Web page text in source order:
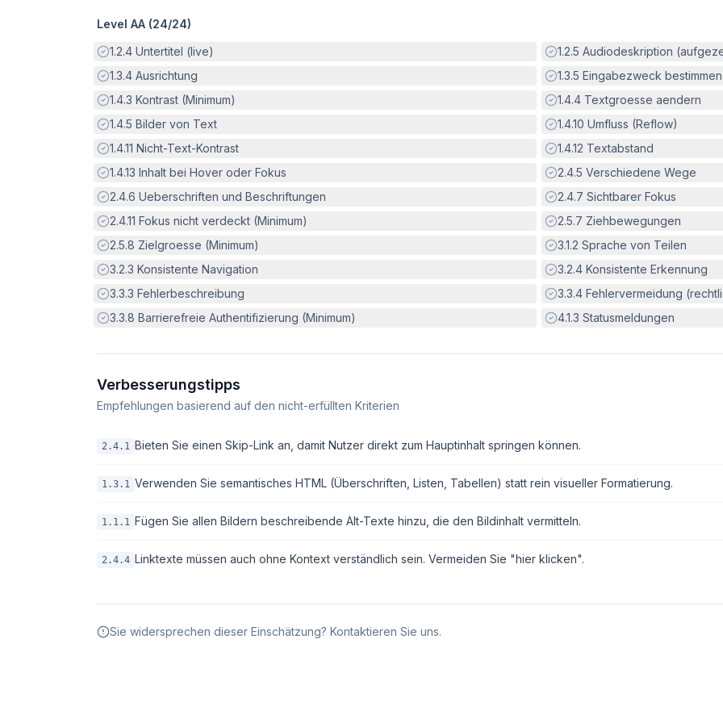
Level AA (24/24)
Erfüllt:
1.2.4 Untertitel (live) Erfüllt:
1.2.5 Audiodeskription
Erfüllt:
1.3.4 Ausrichtung Erfüllt:
1.3.5 Eingabezweck bestimmen
Erfüllt:
1.4.3 Kontrast (Minimum) Erfüllt:
1.4.4 Textgroesse aendern
Erfüllt:
1.4.5 Bilder von Text Erfüllt:
1.4.10 Umfluss (Reflow)
Erfüllt:
1.4.11 Nicht-Text-Kontrast Erfüllt:
1.4.12 Textabstand
Erfüllt:
1.4.13 Inhalt bei Hover oder Fokus Erfüllt:
2.4.5 Verschiedene Wege
Erfüllt:
2.4.6 Ueberschriften und Beschriftungen Erfüllt:
2.4.7 Sichtbarer Fokus
Erfüllt:
2.4.11 Fokus nicht verdeckt (Minimum) Erfüllt:
2.5.7 Ziehbewegungen
Erfüllt:
2.5.8 Zielgroesse (Minimum) Erfüllt:
3.1.2 Sprache von Teilen
Erfüllt:
3.2.3 Konsistente Navigation Erfüllt:
3.2.4 Konsistente Erkennung
Erfüllt:
3.3.3 Fehlerbeschreibung Erfüllt:
3.3.4 Fehlervermeidung
Erfüllt:
3.3.8 Barrierefreie Authentifizierung (Minimum) Erfüllt:
4.1.3 Statusmeldungen
Verbesserungstipps
Empfehlungen basierend auf den nicht-erfüllten Kriterien
2.4.1 Bieten Sie einen Skip-Link an, damit Nutzer direkt zum Hauptinhalt springen können.
1.3.1 Verwenden Sie semantisches HTML (Überschriften, Listen, Tabellen) statt rein visueller Formatierung.
1.1.1 Fügen Sie allen Bildern beschreibende Alt-Texte hinzu, die den Bildinhalt vermitteln.
2.4.4 Linktexte müssen auch ohne Kontext verständlich sein. Vermeiden Sie "hier klicken".
Sie widersprechen dieser Einschätzung? Kontaktieren Sie uns.